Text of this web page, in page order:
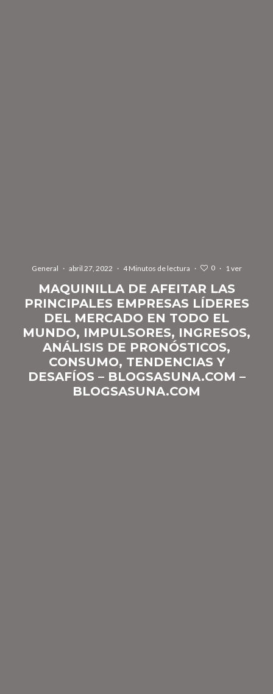
General · abril 27, 2022 · 4 Minutos de lectura · 0 · 1 ver
MAQUINILLA DE AFEITAR LAS
PRINCIPALES EMPRESAS LÍDERES
DEL MERCADO EN TODO EL
MUNDO, IMPULSORES, INGRESOS,
ANÁLISIS DE PRONÓSTICOS,
CONSUMO, TENDENCIAS Y
DESAFÍOS – BLOGSASUNA.COM –
BLOGSASUNA.COM